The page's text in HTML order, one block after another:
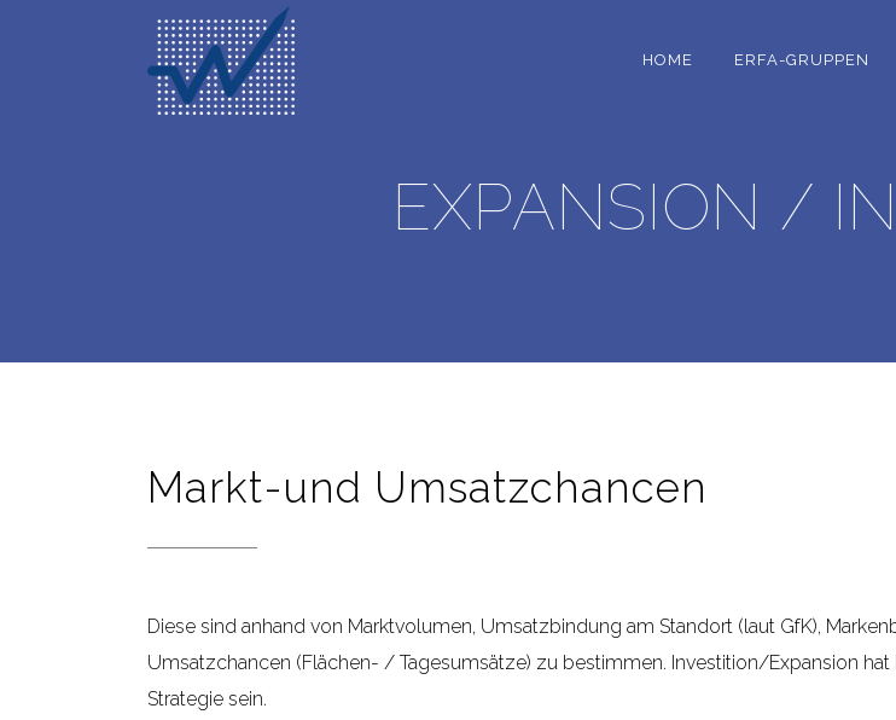
HOME ERFA-GRUPPEN
EXPANSION /
Markt-und Umsatzchancen
Diese sind anhand von Marktvolumen, Umsatzbindung am Standort (laut GfK),
Umsatzchancen (Flächen- / Tagesumsätze) zu bestimmen. Investition/Expansion
Strategie sein.